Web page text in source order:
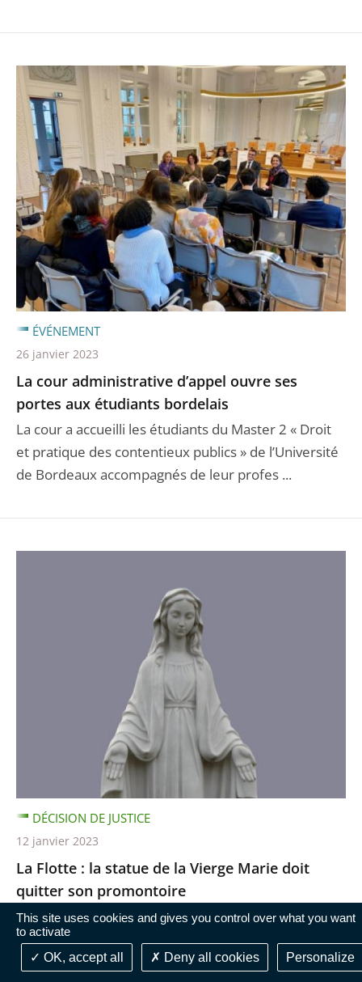
This site uses cookies and gives you control over what you want
to activate
OK, accept all
Deny all cookies Personalize
La cour administrative d’appel ouvre ses
portes aux étudiants bordelais
La cour a accueilli les étudiants du Master 2 « Droit
et pratique des contentieux publics » de l’Université
de Bordeaux accompagnés de leur profes ...
ÉVÉNEMENT
26 janvier 2023
La Flotte : la statue de la Vierge Marie doit
quitter son promontoire
Par un arrêt rendu le 12 janvier 2023, la cour
administrative d’appel de Bordeaux confirme
l’obligation pour le maire de la commune de La
DÉCISION DE JUSTICE
12 janvier 2023